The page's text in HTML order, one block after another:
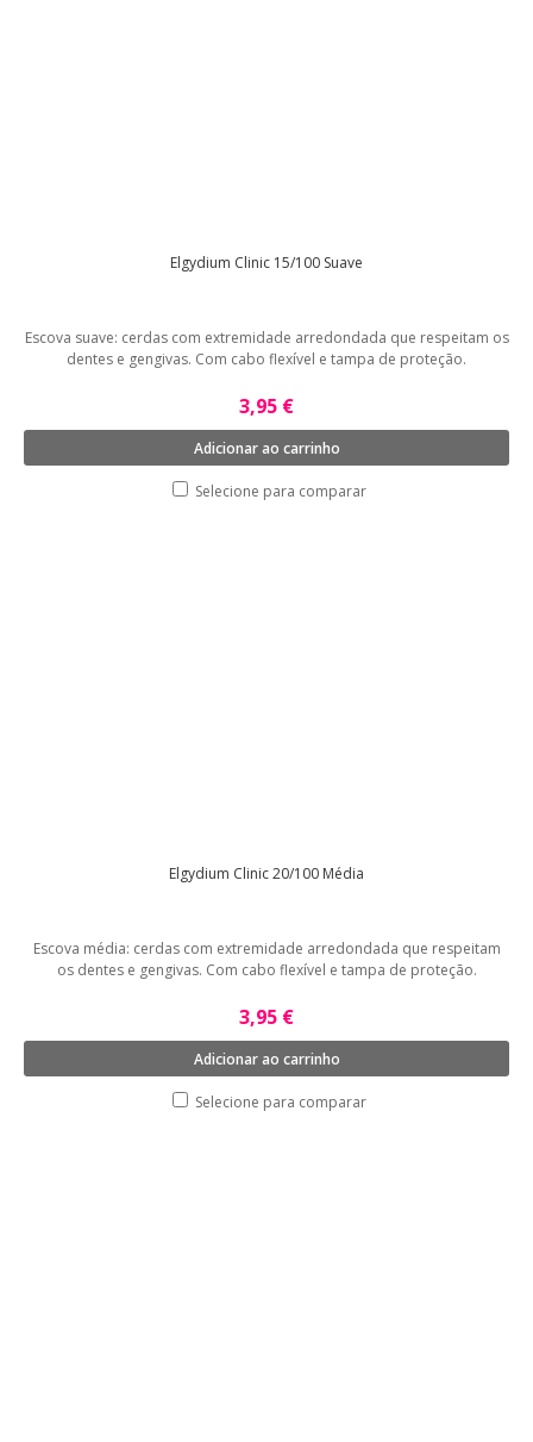
Elgydium Clinic 15/100 Suave
Escova suave: cerdas com extremidade arredondada que respeitam os
dentes e gengivas. Com cabo flexível e tampa de proteção.
3,95 €
Adicionar ao carrinho
Selecione para comparar
Elgydium Clinic 20/100 Média
Escova média: cerdas com extremidade arredondada que respeitam
os dentes e gengivas. Com cabo flexível e tampa de proteção.
3,95 €
Adicionar ao carrinho
Selecione para comparar